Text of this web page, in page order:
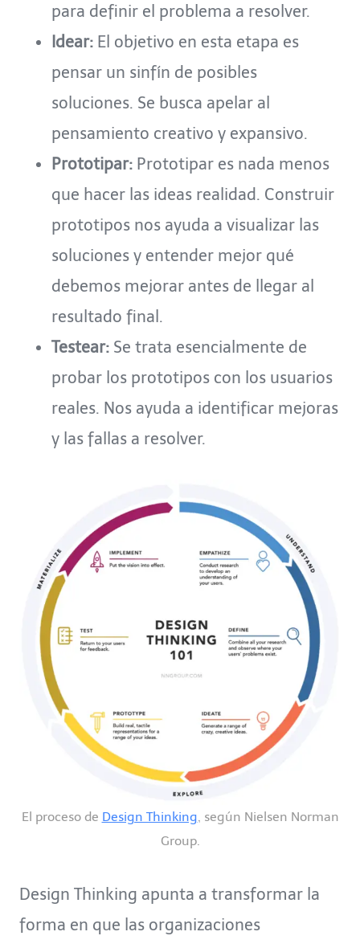
para definir el problema a resolver.
Idear: El objetivo en esta etapa es
pensar un sinfín de posibles
soluciones. Se busca apelar al
pensamiento creativo y expansivo.
Prototipar: Prototipar es nada menos
que hacer las ideas realidad. Construir
prototipos nos ayuda a visualizar las
soluciones y entender mejor qué
debemos mejorar antes de llegar al
resultado final.
Testear: Se trata esencialmente de
probar los prototipos con los usuarios
reales. Nos ayuda a identificar mejoras
y las fallas a resolver.
El proceso de Design Thinking , según Nielsen Norman
Group.
Design Thinking apunta a transformar la
forma en que las organizaciones